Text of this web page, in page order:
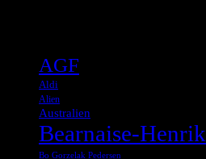
AGF
Aldi
Alien
Australien
Bearnaise-Henrik
Bo Gorzelak Pedersen